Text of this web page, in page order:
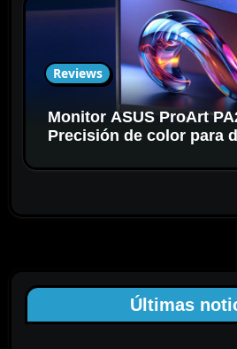
Reviews
Monitor ASUS ProArt
Precisión de color para
Últimas